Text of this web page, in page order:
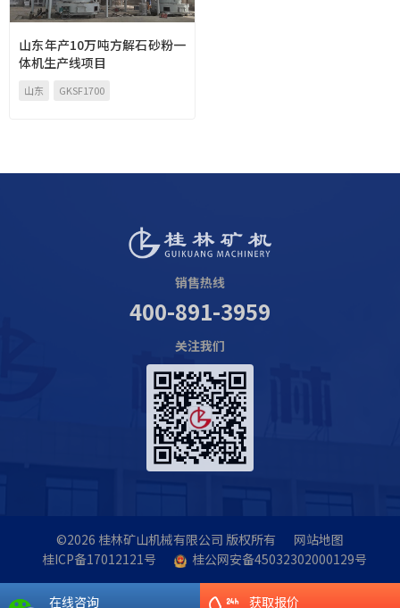
山东年产10万吨方解石砂粉一
体机生产线项目
山东 GKSF1700
销售热线
400-891-3959
关注我们
©2026 桂林矿山机械有限公司 版权所有
网站地图
桂ICP备17012121号
桂公网安备45032302000129号
在线咨询 获取报价